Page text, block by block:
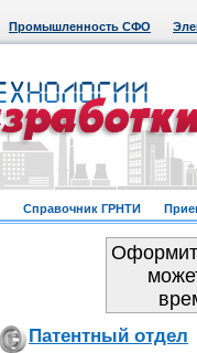
Промышленность СФО
Справочник ГРНТИ
Патентный отдел